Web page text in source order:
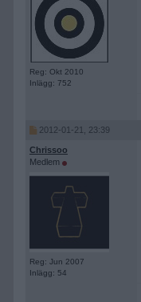
Reg: Okt 2010
Inlägg: 752
2012-01-21, 23:39
Chrissoo
Medlem
Reg: Jun 2007
Inlägg: 54